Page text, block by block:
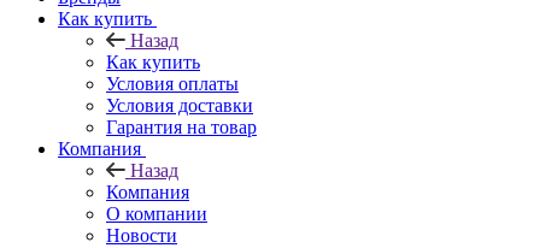
Как купить
Назад
Как купить
Условия оплаты
Условия доставки
Гарантия на товар
Компания
Назад
Компания
О компании
Новости